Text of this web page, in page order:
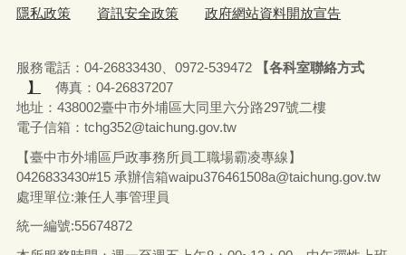
隱私政策 資訊安全政策 政府網站資料開放宣告
服務電話：04-26833430、0972-539472
【各科室聯絡方式
】
傳真：04-26837207
地址：438002臺中市外埔區大同里六分路297號二樓
電子信箱：tchg352@taichung.gov.tw
【臺中市外埔區戶政事務所員工職場霸凌專線】
0426833430#15 承辦信箱waipu376461508a@taichung.gov.tw
處理單位:兼任人事管理員
統一編號:55674872